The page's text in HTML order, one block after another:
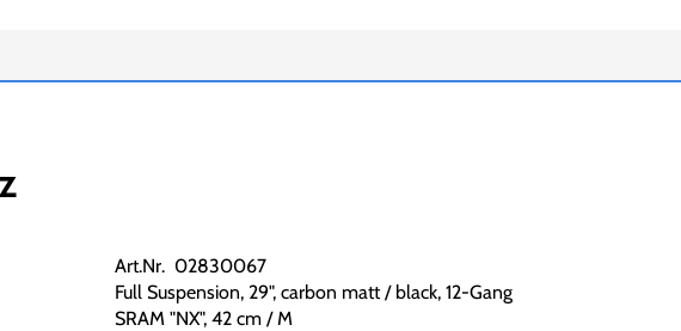
Art.Nr. 02830067
Full Suspension, 29", carbon matt / black, 12-Gang
SRAM "NX", 42 cm / M